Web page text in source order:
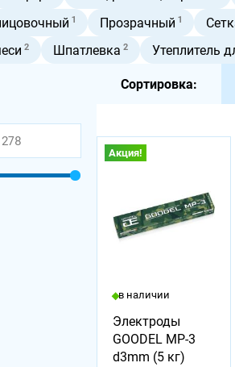
1 Прозрачный 1
2 Шпатлевка 2 Утеплитель
Сортировка:
Акция!
в наличии
Электроды
GOODEL МР-3
d3mm (5 кг)